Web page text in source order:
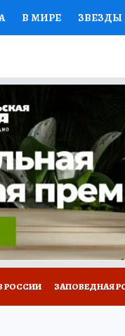
В МИРЕ ЗВЕЗДЫ
ЖЕНСКИЕ
РАБОТА У НАС
РОССИИ ЗАПОВЕДНАЯ